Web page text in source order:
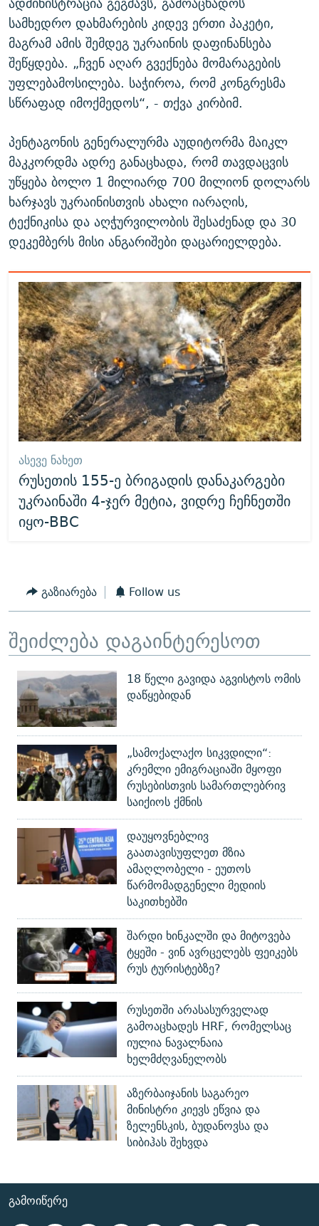
სამხედრო დახმარების კიდევ ერთი პაკეტი,
მაგრამ ამის შემდეგ უკრაინის დაფინანსება
შეწყდება. „ჩვენ აღარ გვექნება მომარაგების
უფლებამოსილება. საჭიროა, რომ კონგრესმა
სწრაფად იმოქმედოს“, - თქვა კირბიმ.
პენტაგონის გენერალურმა აუდიტორმა მაიკლ
მაკკორდმა ადრე განაცხადა, რომ თავდაცვის
უწყება ბოლო 1 მილიარდ 700 მილიონ დოლარს
ხარჯავს უკრაინისთვის ახალი იარაღის,
ტექნიკისა და აღჭურვილობის შესაძენად და 30
დეკემბერს მისი ანგარიშები დაცარიელდება.
ᲐᲡᲔᲕᲔ ᲜᲐᲮᲔᲗ
რუსეთის 155-ე ბრიგადის დანაკარგები
უკრაინაში 4-ჯერ მეტია, ვიდრე ჩეჩნეთში
იყო-BBC
გაზიარება Follow us
შეიძლება დაგაინტერესოთ
18 წელი გავიდა აგვისტოს ომის
დაწყებიდან
„სამოქალაქო სიკვდილი“:
კრემლი ემიგრაციაში მყოფი
რუსებისთვის სამართლებრივ
საიქიოს ქმნის
დაუყოვნებლივ
გაათავისუფლეთ მზია
ამაღლობელი - ეუთოს
წარმომადგენელი მედიის
საკითხებში
შარდი ხინკალში და მიტოვება
ტყეში - ვინ ავრცელებს ფეიკებს
რუს ტურისტებზე?
რუსეთში არასასურველად
გამოაცხადეს HRF, რომელსაც
იულია ნავალნაია
ხელმძღვანელობს
აზერბაიჯანის საგარეო
მინისტრი კიევს ეწვია და
ზელენსკის, ბუდანოვსა და
სიბიჰას შეხვდა
ᲒᲐᲛᲝᲘᲬᲔᲠᲔ